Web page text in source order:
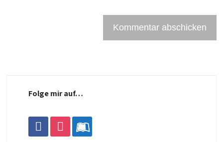
Folge mir auf…
facebookinstagramleanpub